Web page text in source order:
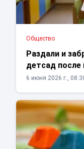
Общество
Раздали и
детсад после
6 июня 2026 г.,